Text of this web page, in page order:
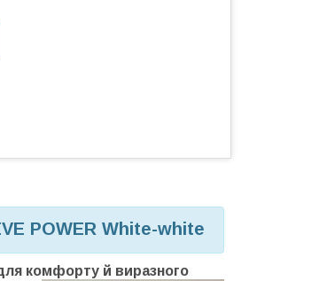
POWER White-white
комфорту й виразного